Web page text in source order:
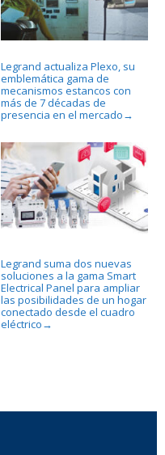
Legrand actualiza Plexo, su
emblemática gama de
mecanismos estancos con
más de 7 décadas de
presencia en el mercado →
Legrand suma dos nuevas
soluciones a la gama Smart
Electrical Panel para ampliar
las posibilidades de un hogar
conectado desde el cuadro
eléctrico →